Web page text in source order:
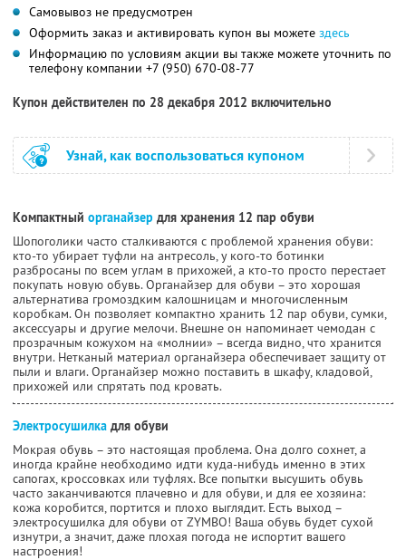
Самовывоз не предусмотрен
Оформить заказ и активировать купон вы можете здесь
Информацию по условиям акции вы также можете уточнить по
телефону компании +7 (950) 670-08-77
Купон действителен по 28 декабря 2012 включительно
Узнай, как воспользоваться купоном
Компактный органайзер для хранения 12 пар обуви
Шопоголики часто сталкиваются с проблемой хранения обуви:
кто-то убирает туфли на антресоль, у кого-то ботинки
разбросаны по всем углам в прихожей, а кто-то просто перестает
покупать новую обувь. Органайзер для обуви – это хорошая
альтернатива громоздким калошницам и многочисленным
коробкам. Он позволяет компактно хранить 12 пар обуви, сумки,
аксессуары и другие мелочи. Внешне он напоминает чемодан с
прозрачным кожухом на «молнии» – всегда видно, что хранится
внутри. Нетканый материал органайзера обеспечивает защиту от
пыли и влаги. Органайзер можно поставить в шкафу, кладовой,
прихожей или спрятать под кровать.
Электросушилка для обуви
Мокрая обувь – это настоящая проблема. Она долго сохнет, а
иногда крайне необходимо идти куда-нибудь именно в этих
сапогах, кроссовках или туфлях. Все попытки высушить обувь
часто заканчиваются плачевно и для обуви, и для ее хозяина:
кожа коробится, портится и плохо выглядит. Есть выход –
электросушилка для обуви от ZYMBO! Ваша обувь будет сухой
изнутри, а значит, даже плохая погода не испортит вашего
настроения!